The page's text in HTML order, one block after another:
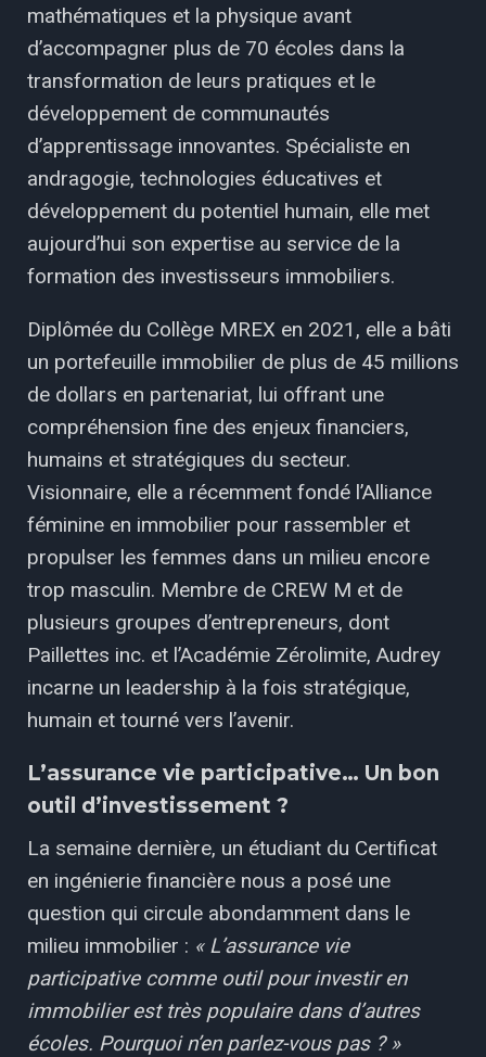
mathématiques et la physique avant
d’accompagner plus de 70 écoles dans la
transformation de leurs pratiques et le
développement de communautés
d’apprentissage innovantes. Spécialiste en
andragogie, technologies éducatives et
développement du potentiel humain, elle met
aujourd’hui son expertise au service de la
formation des investisseurs immobiliers.
Diplômée du Collège MREX en 2021, elle a bâti
un portefeuille immobilier de plus de 45 millions
de dollars en partenariat, lui offrant une
compréhension fine des enjeux financiers,
humains et stratégiques du secteur.
Visionnaire, elle a récemment fondé l’Alliance
féminine en immobilier pour rassembler et
propulser les femmes dans un milieu encore
trop masculin. Membre de CREW M et de
plusieurs groupes d’entrepreneurs, dont
Paillettes inc. et l’Académie Zérolimite, Audrey
incarne un leadership à la fois stratégique,
humain et tourné vers l’avenir.
L’assurance vie participative… Un bon
outil d’investissement ?
La semaine dernière, un étudiant du Certificat
en ingénierie financière nous a posé une
question qui circule abondamment dans le
milieu immobilier : « L’assurance vie
participative comme outil pour investir en
immobilier est très populaire dans d’autres
écoles. Pourquoi n’en parlez-vous pas ? »